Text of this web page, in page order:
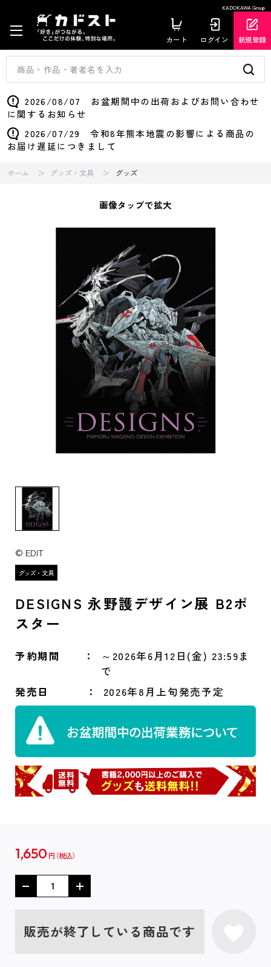
KADOKAWA Group
カート ログイン 新規登録
2026/08/07 お盆期間中の出荷およびお問い合わせ
に関するお知らせ
2026/07/29 令和8年熊本地震の影響による商品の
お届け遅延につきまして
ホーム グッズ・文具 グッズ
画像タップで拡大
© EDIT
DESIGNS 永野護デザイン展 B2ポ
スター
予約期間
～2026年6月12日(金) 23:59ま
で
発売日
2026年8月上旬発売予定
1,650 円
販売が終了している商品です